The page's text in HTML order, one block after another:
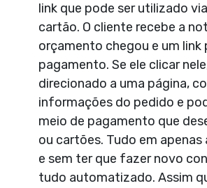
link que pode ser utilizado
cartão. O cliente recebe a
orçamento chegou e um link
pagamento. Se ele clicar
direcionado a uma página,
informações do pedido e
meio de pagamento que
ou cartões. Tudo em apenas
e sem ter que fazer novo
tudo automatizado. Assim